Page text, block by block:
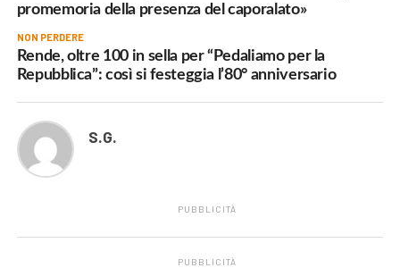
promemoria della presenza del caporalato»
NON PERDERE
Rende, oltre 100 in sella per “Pedaliamo per la
Repubblica”: così si festeggia l’80° anniversario
S.G.
PUBBLICITÀ
PUBBLICITÀ